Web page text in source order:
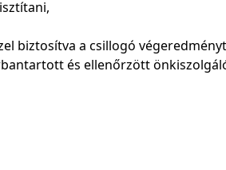
biztosítva a csillogó
és ellenőrzött